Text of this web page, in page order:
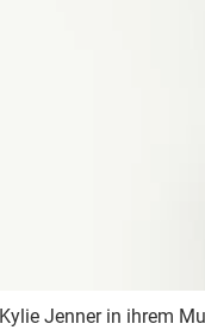
Kylie Jenner in ihrem